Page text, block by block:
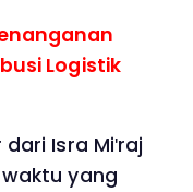
Logistik
Isra Mi'raj
yang